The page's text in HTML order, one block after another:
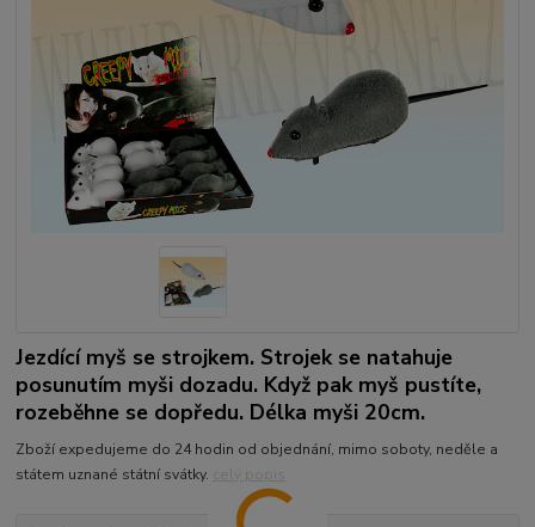
Jezdící myš se strojkem. Strojek se natahuje
posunutím myši dozadu. Když pak myš pustíte,
rozeběhne se dopředu. Délka myši 20cm.
Zboží expedujeme do 24 hodin od objednání, mimo soboty, neděle a
státem uznané státní svátky.